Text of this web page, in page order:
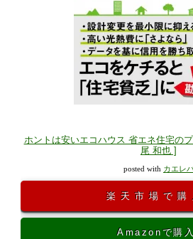
ホントは安いエコハウス 省エネ住宅の
尾 和也 ]
posted with カエレ
楽天市場で購
Amazonで購入